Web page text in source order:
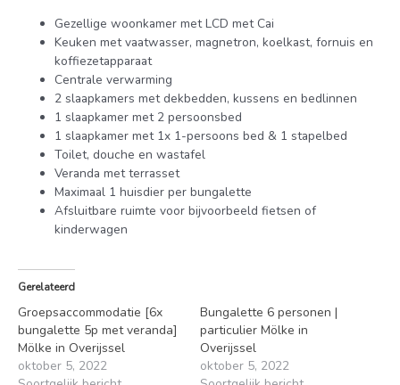
Gezellige woonkamer met LCD met Cai
Keuken met vaatwasser, magnetron, koelkast, fornuis en
koffiezetapparaat
Centrale verwarming
2 slaapkamers met dekbedden, kussens en bedlinnen
1 slaapkamer met 2 persoonsbed
1 slaapkamer met 1x 1-persoons bed & 1 stapelbed
Toilet, douche en wastafel
Veranda met terrasset
Maximaal 1 huisdier per bungalette
Afsluitbare ruimte voor bijvoorbeeld fietsen of
kinderwagen
Gerelateerd
Groepsaccommodatie [6x
bungalette 5p met veranda]
Mölke in Overijssel
oktober 5, 2022
Bungalette 6 personen |
particulier Mölke in
Overijssel
oktober 5, 2022